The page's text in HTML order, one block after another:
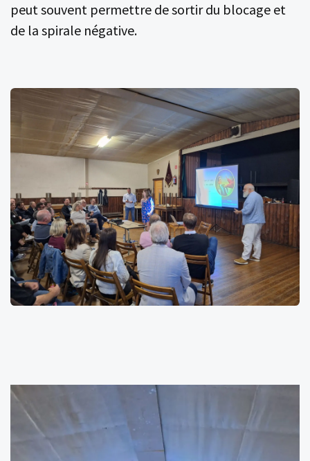
peut souvent permettre de sortir du blocage et
de la spirale négative.